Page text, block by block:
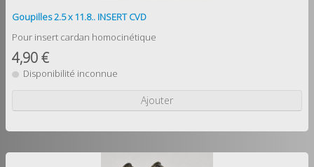
Goupilles 2.5 x 11.8.. INSERT CVD
Pour insert cardan homocinétique
4,90 €
Disponibilité inconnue
Ajouter